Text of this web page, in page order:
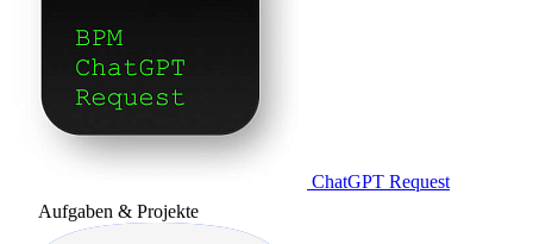
ChatGPT Request
Aufgaben & Projekte